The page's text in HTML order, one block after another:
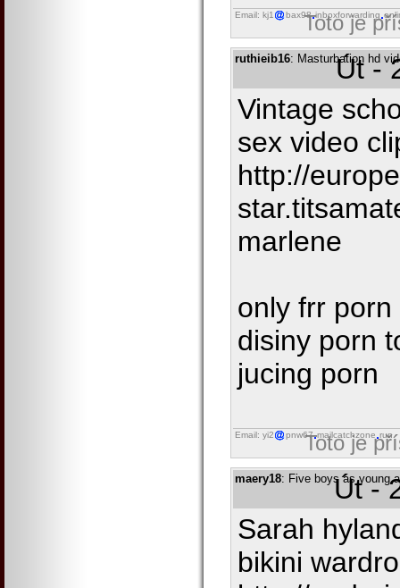
Email: kj1 bax98 inboxforwarding
Toto je
ruthieib16: Masturbation hd
Út -
Vintage
sex video
http://
marlene
only frr
disiny porn
jucing porn
Email: yi2 pnw67 mailcatchzone run
Toto je
maery18: Five boys as young
Út -
Sarah
bikini